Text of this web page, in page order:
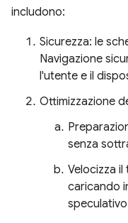
includono:
Sicurezza: le
Navigazione
l'utente e il
Ottimizzazione
senza
Velocizza
caricando